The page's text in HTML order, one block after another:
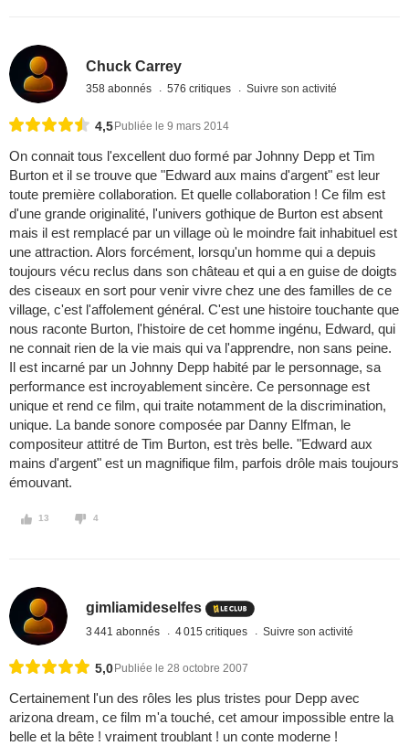
Chuck Carrey
358 abonnés 576 critiques Suivre son activité
4,5 Publiée le 9 mars 2014
On connait tous l'excellent duo formé par Johnny Depp et Tim
Burton et il se trouve que "Edward aux mains d'argent" est leur
toute première collaboration. Et quelle collaboration ! Ce film est
d'une grande originalité, l'univers gothique de Burton est absent
mais il est remplacé par un village où le moindre fait inhabituel est
une attraction. Alors forcément, lorsqu'un homme qui a depuis
toujours vécu reclus dans son château et qui a en guise de doigts
des ciseaux en sort pour venir vivre chez une des familles de ce
village, c'est l'affolement général. C'est une histoire touchante que
nous raconte Burton, l'histoire de cet homme ingénu, Edward, qui
ne connait rien de la vie mais qui va l'apprendre, non sans peine.
Il est incarné par un Johnny Depp habité par le personnage, sa
performance est incroyablement sincère. Ce personnage est
unique et rend ce film, qui traite notamment de la discrimination,
unique. La bande sonore composée par Danny Elfman, le
compositeur attitré de Tim Burton, est très belle. "Edward aux
mains d'argent" est un magnifique film, parfois drôle mais toujours
émouvant.
13 4
gimliamideselfes
3 441 abonnés 4 015 critiques Suivre son activité
5,0 Publiée le 28 octobre 2007
Certainement l'un des rôles les plus tristes pour Depp avec
arizona dream, ce film m'a touché, cet amour impossible entre la
belle et la bête ! vraiment troublant ! un conte moderne !